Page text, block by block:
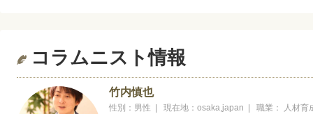
コラムニスト情報
竹内慎也
性別：男性 | 現在地：osaka,japan | 職業： 人材育